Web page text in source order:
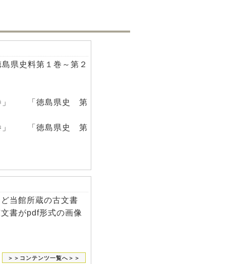
県史料第１巻～第２
」 「徳島県史 第
」 「徳島県史 第
当館所蔵の古文書
書がpdf形式の画像
＞＞コンテンツ一覧へ＞＞